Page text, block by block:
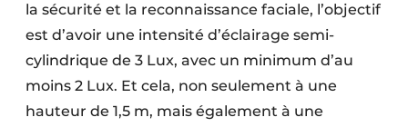
la sécurité et la reconnaissance faciale, l’objectif
est d’avoir une intensité d’éclairage semi-
cylindrique de 3 Lux, avec un minimum d’au
moins 2 Lux. Et cela, non seulement à une
hauteur de 1,5 m, mais également à une